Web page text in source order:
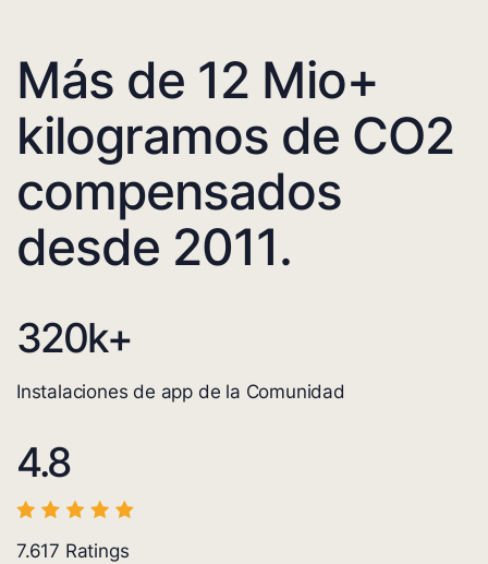
Más de 12 Mio+
kilogramos de CO2
compensados
desde 2011.
320k+
Instalaciones de app de la Comunidad
4.8
7.617 Ratings